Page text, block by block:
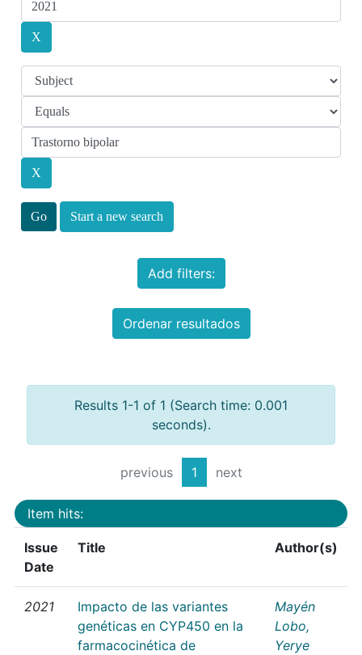
Start a new search
Add filters:
Ordenar resultados
Results 1-1 of 1 (Search time: 0.001
seconds).
previous 1 next
Item hits:
Issue
Date
Title Author(s)
2021
Impacto de las variantes
genéticas en CYP450 en la
farmacocinética de
Mayén
Lobo,
Yerye